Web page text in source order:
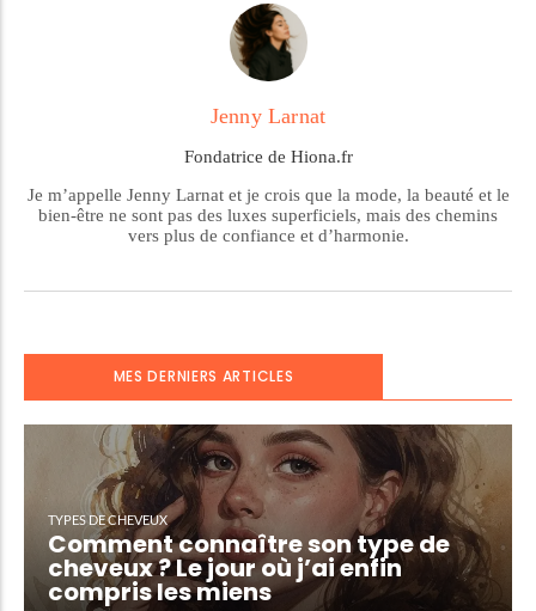
Jenny Larnat
Fondatrice de Hiona.fr
Je m’appelle Jenny Larnat et je crois que la mode, la beauté et le
bien-être ne sont pas des luxes superficiels, mais des chemins
vers plus de confiance et d’harmonie.
MES DERNIERS ARTICLES
TYPES DE CHEVEUX
Comment connaître son type de
cheveux ? Le jour où j’ai enfin
compris les miens